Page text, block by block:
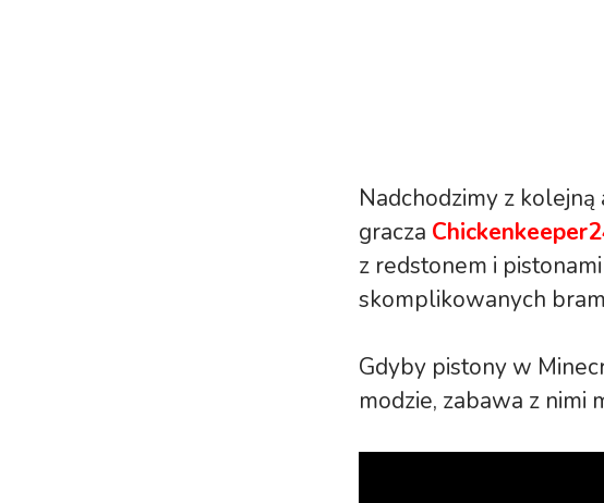
Nadchodzimy z
gracza
z redstonem i
skomplikowanych
Gdyby pistony w
modzie, zabawa z nimi